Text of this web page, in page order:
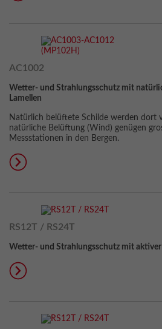
AC1002
Wetter- und Strahlungsschutz mit
Lamellen
Natürlich belüftete Schilde werden dort
natürliche Belüftung (Wind) genügen
Messstationen in den Bergen.
RS12T / RS24T
Wetter- und Strahlungsschutz mit